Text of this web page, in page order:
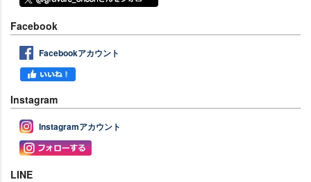
Facebook
Facebookアカウント
Instagram
Instagramアカウント
LINE